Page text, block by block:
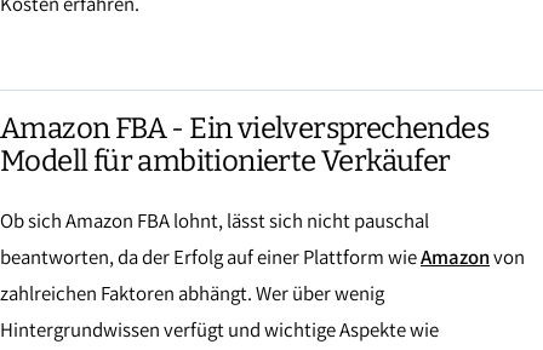
Amazon FBA - Ein vielversprechendes
Modell für ambitionierte Verkäufer
Ob sich Amazon FBA lohnt, lässt sich nicht pauschal
beantworten, da der Erfolg auf einer Plattform wieAmazonvon
zahlreichen Faktoren abhängt. Wer über wenig
Hintergrundwissen verfügt und wichtige Aspekte wie